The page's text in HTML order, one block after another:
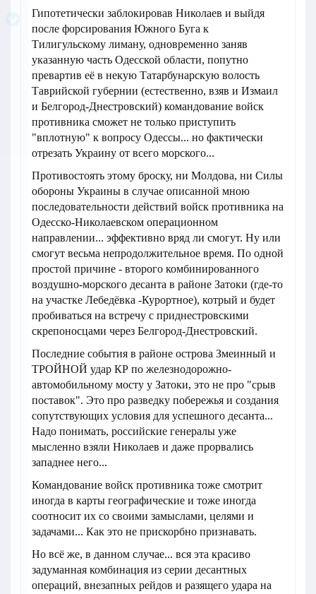
Гипотетически заблокировав Николаев и выйдя
после форсирования Южного Буга к
Тилигульскому лиману, одновременно заняв
указанную часть Одесской области, попутно
превартив её в некую Татарбунарскую волость
Таврийской губернии (естественно, взяв и Измаил
и Белгород-Днестровский) командование войск
противника сможет не только приступить
"вплотную" к вопросу Одессы... но фактически
отрезать Украину от всего морского...
Противостоять этому броску, ни Молдова, ни Силы
обороны Украины в случае описанной мною
последовательности действий войск противника на
Одесско-Николаевском операционном
направлении... эффективно вряд ли смогут. Ну или
смогут весьма непродолжительное время. По одной
простой причине - второго комбинированного
воздушно-морского десанта в районе Затоки (где-то
на участке Лебедёвка -Курортное), котрый и будет
пробиваться на встречу с приднестровскими
скрепоносцами через Белгород-Днестровский.
Последние события в районе острова Змеинный и
ТРОЙНОЙ удар КР по железнодорожно-
автомобильному мосту у Затоки, это не про "срыв
поставок". Это про разведку побережья и создания
сопутствующих условия для успешного десанта...
Надо понимать, российские генералы уже
мысленно взяли Николаев и даже прорвались
западнее него...
Командование войск противника тоже смотрит
иногда в карты географические и тоже иногда
соотносит их со своими замыслами, целями и
задачами... Как это не прискорбно признавать.
Но всё же, в данном случае... вся эта красиво
задуманная комбинация из серии десантных
операций, внезапных рейдов и разящего удара на